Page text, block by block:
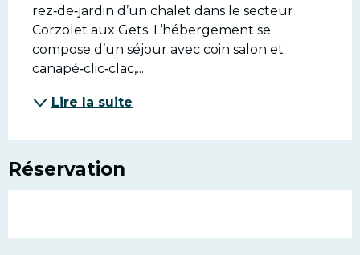
rez‑de‑jardin d’un chalet dans le secteur
Corzolet aux Gets. L’hébergement se
compose d’un séjour avec coin salon et
canapé‑clic‑clac,...
Lire la suite
Réservation